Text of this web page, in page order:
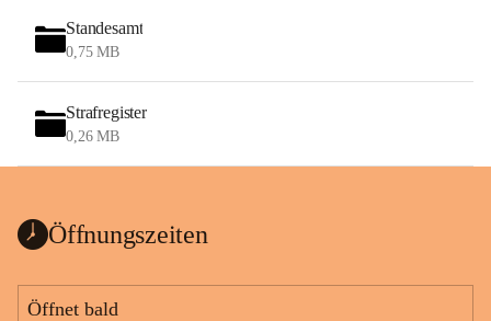
Standesamt
0,75 MB
Strafregister
0,26 MB
Öffnungszeiten
Öffnet bald